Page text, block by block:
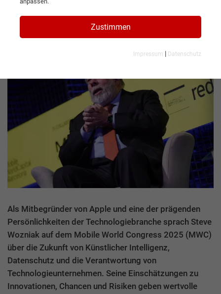
die Zukunft der Technologie
Als Mitbegründer von Apple und eine der prägenden
Persönlichkeiten der Technologiebranche sprach Steve
Wozniak auf dem Mobile World Congress 2025 (MWC)
über die Zukunft von Künstlicher Intelligenz,
Datenschutz und die Verantwortung von
Technologieunternehmen. Seine Einschätzungen zu
Innovationen, Chancen und Risiken geben wertvolle
Zustimmen
Impressum | Datenschutz